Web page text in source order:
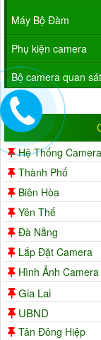
Máy Bộ Đàm
Phụ kiện camera
Bộ camera quan sát
Hệ Thống
Thành Phố
Biên Hòa
Yên Thế
Đà Nẵng
Lắp Đặt Camera
Hình Ảnh Camera
Gia Lai
UBND
Tân Đông Hiệp